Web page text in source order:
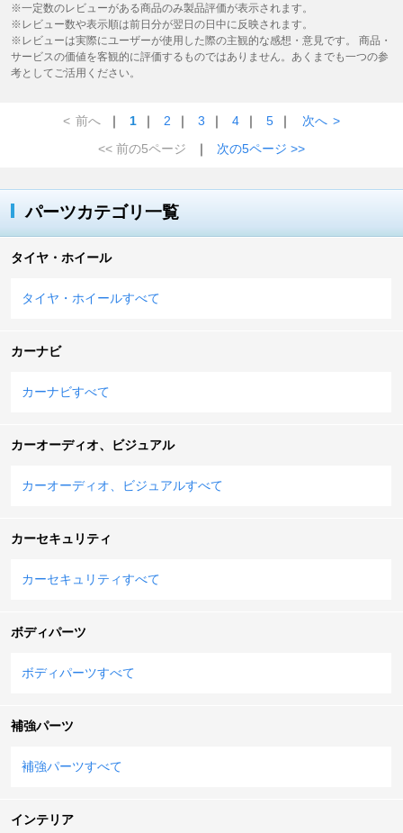
※一定数のレビューがある商品のみ製品評価が表示されます。
※レビュー数や表示順は前日分が翌日の日中に反映されます。
※レビューは実際にユーザーが使用した際の主観的な感想・意見です。 商品・
サービスの価値を客観的に評価するものではありません。あくまでも一つの参
考としてご活用ください。
< 前へ ｜ 1 ｜ 2 ｜ 3 ｜ 4 ｜ 5 ｜ 次へ >
<< 前の5ページ
｜ 次の5ページ >>
パーツカテゴリ一覧
タイヤ・ホイール
タイヤ・ホイールすべて
カーナビ
カーナビすべて
カーオーディオ、ビジュアル
カーオーディオ、ビジュアルすべて
カーセキュリティ
カーセキュリティすべて
ボディパーツ
ボディパーツすべて
補強パーツ
補強パーツすべて
インテリア